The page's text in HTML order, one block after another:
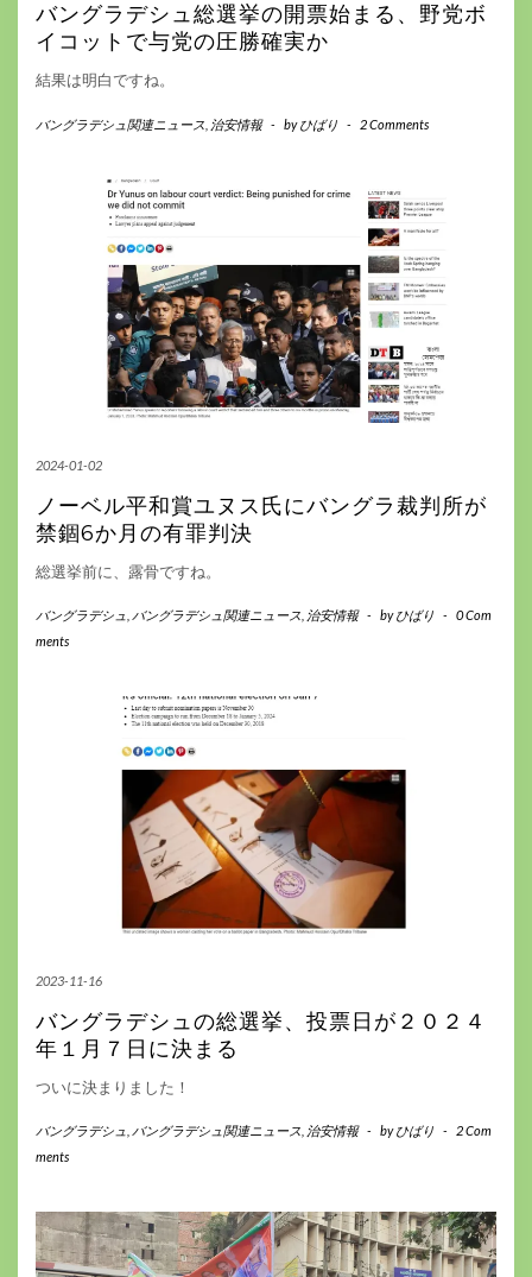
バングラデシュ総選挙の開票始まる、野党ボ
イコットで与党の圧勝確実か
結果は明白ですね。
バングラデシュ関連ニュース 治安情報 - byひばり - 2 Comments
2024-01-02
ノーベル平和賞ユヌス氏にバングラ裁判所が
禁錮6か月の有罪判決
総選挙前に、露骨ですね。
バングラデシュ バングラデシュ関連ニュース 治安情報 - byひばり -
0 Com
ments
2023-11-16
バングラデシュの総選挙、投票日が２０２４
年１月７日に決まる
ついに決まりました！
バングラデシュ バングラデシュ関連ニュース 治安情報 - byひばり -
2 Com
ments